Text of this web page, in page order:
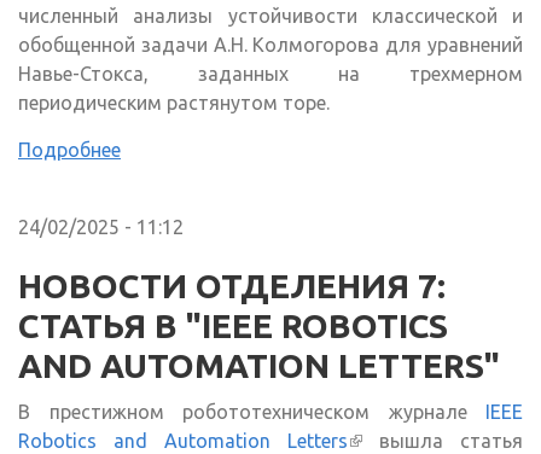
численный анализы устойчивости классической и
обобщенной задачи А.Н. Колмогорова для уравнений
Навье-Стокса, заданных на трехмерном
периодическим растянутом торе.
Подробнее
24/02/2025 - 11:12
НОВОСТИ ОТДЕЛЕНИЯ 7:
СТАТЬЯ В "IEEE ROBOTICS
AND AUTOMATION LETTERS"
В престижном робототехническом журнале IEEE
Robotics and Automation Letters(внешняя ссылка)
вышла статья